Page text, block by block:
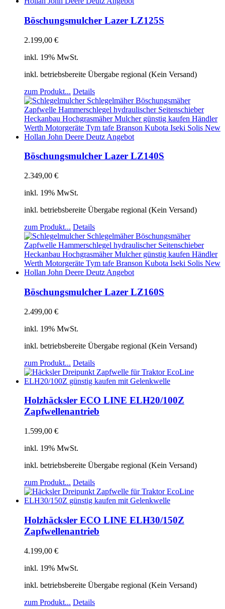
Böschungsmulcher Lazer LZ125S
2.199,00 €
inkl. 19% MwSt.
inkl. betriebsbereite Übergabe regional (Kein Versand)
zum Produkt... Details
Böschungsmulcher Lazer LZ140S
2.349,00 €
inkl. 19% MwSt.
inkl. betriebsbereite Übergabe regional (Kein Versand)
zum Produkt... Details
Böschungsmulcher Lazer LZ160S
2.499,00 €
inkl. 19% MwSt.
inkl. betriebsbereite Übergabe regional (Kein Versand)
zum Produkt... Details
Holzhäcksler ECO LINE ELH20/100Z
Zapfwellenantrieb
1.599,00 €
inkl. 19% MwSt.
inkl. betriebsbereite Übergabe regional (Kein Versand)
zum Produkt... Details
Holzhäcksler ECO LINE ELH30/150Z
Zapfwellenantrieb
4.199,00 €
inkl. 19% MwSt.
inkl. betriebsbereite Übergabe regional (Kein Versand)
zum Produkt... Details